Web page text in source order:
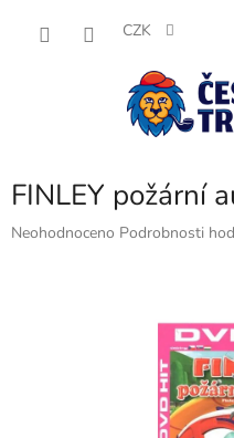
CZK
FINLEY požární
Průměrné
Neohodnoceno Podrobnosti